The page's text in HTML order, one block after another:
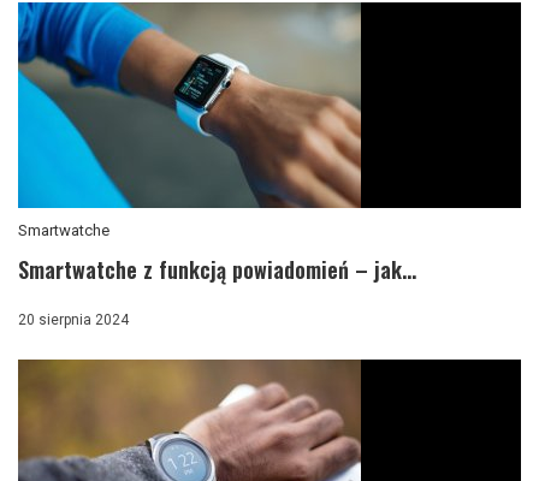
Smartwatche
Smartwatche z funkcją powiadomień – jak...
20 sierpnia 2024